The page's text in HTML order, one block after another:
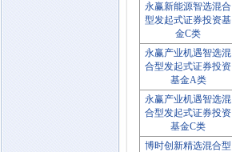
永赢新能源智选混合
型发起式证券投资基
金C类
永赢产业机遇智选混
合型发起式证券投资
基金A类
永赢产业机遇智选混
合型发起式证券投资
基金C类
博时创新精选混合型